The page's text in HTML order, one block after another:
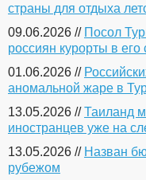
страны для отдыха
09.06.2026 // Посол
россиян курорты в его
01.06.2026 //
аномальной жаре в
13.05.2026 //Таиланд
иностранцев уже на
13.05.2026 // Назван
рубежом